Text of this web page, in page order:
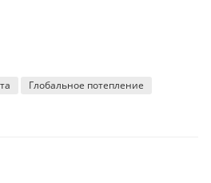
Глобальное потепление
Китай поделиться данными о вспышке
штрафов GDPR против социальных